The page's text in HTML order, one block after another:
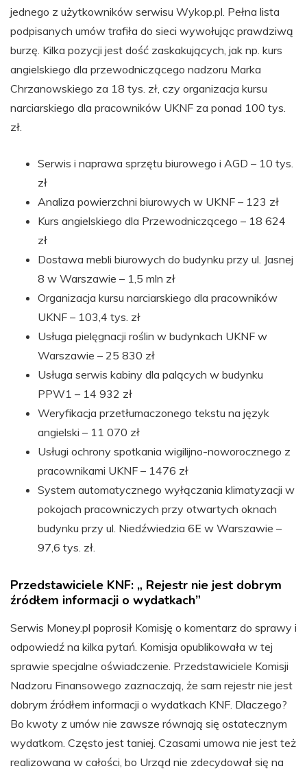
jednego z użytkowników serwisu Wykop.pl. Pełna lista
podpisanych umów trafiła do sieci wywołując prawdziwą
burzę. Kilka pozycji jest dość zaskakujących, jak np. kurs
angielskiego dla przewodniczącego nadzoru Marka
Chrzanowskiego za 18 tys. zł, czy organizacja kursu
narciarskiego dla pracowników UKNF za ponad 100 tys.
zł.
Serwis i naprawa sprzętu biurowego i AGD – 10 tys.
zł
Analiza powierzchni biurowych w UKNF – 123 zł
Kurs angielskiego dla Przewodniczącego – 18 624
zł
Dostawa mebli biurowych do budynku przy ul. Jasnej
8 w Warszawie – 1,5 mln zł
Organizacja kursu narciarskiego dla pracowników
UKNF – 103,4 tys. zł
Usługa pielęgnacji roślin w budynkach UKNF w
Warszawie – 25 830 zł
Usługa serwis kabiny dla palących w budynku
PPW1 – 14 932 zł
Weryfikacja przetłumaczonego tekstu na język
angielski – 11 070 zł
Usługi ochrony spotkania wigilijno-noworocznego z
pracownikami UKNF – 1476 zł
System automatycznego wyłączania klimatyzacji w
pokojach pracowniczych przy otwartych oknach
budynku przy ul. Niedźwiedzia 6E w Warszawie –
97,6 tys. zł.
Przedstawiciele KNF: „ Rejestr nie jest dobrym
źródłem informacji o wydatkach”
Serwis Money.pl poprosił Komisję o komentarz do sprawy i
odpowiedź na kilka pytań. Komisja opublikowała w tej
sprawie specjalne oświadczenie. Przedstawiciele Komisji
Nadzoru Finansowego zaznaczają, że sam rejestr nie jest
dobrym źródłem informacji o wydatkach KNF. Dlaczego?
Bo kwoty z umów nie zawsze równają się ostatecznym
wydatkom. Często jest taniej. Czasami umowa nie jest też
realizowana w całości, bo Urząd nie zdecydował się na